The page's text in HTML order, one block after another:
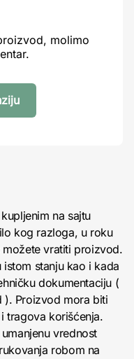
molimo
na sajtu
kog razloga, u roku
vratiti proizvod.
stanju kao i kada
dokumentaciju (
). Proizvod mora biti
tragova korišćenja.
vrednost
robom na